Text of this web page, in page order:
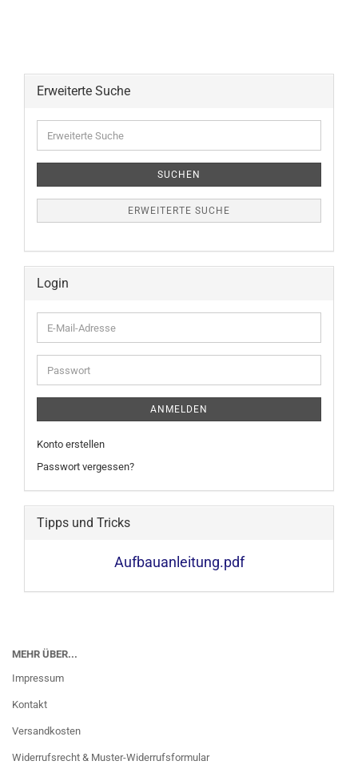
Erweiterte Suche
Suche
SUCHEN
ERWEITERTE SUCHE
Login
E-
Mail-
Adresse
Passwort
ANMELDEN
Konto erstellen
Passwort vergessen?
Tipps und Tricks
Aufbauanleitung.pdf
MEHR ÜBER...
Impressum
Kontakt
Versandkosten
Widerrufsrecht & Muster-Widerrufsformular